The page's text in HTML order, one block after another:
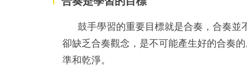
鼓手學習的重要目標就是合奏，合奏並
卻缺乏合奏觀念，是不可能產生好的合奏
準和乾淨。